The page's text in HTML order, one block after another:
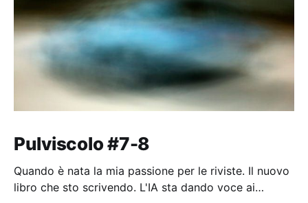
Pulviscolo #7-8
Quando è nata la mia passione per le riviste. Il nuovo
libro che sto scrivendo. L'IA sta dando voce ai